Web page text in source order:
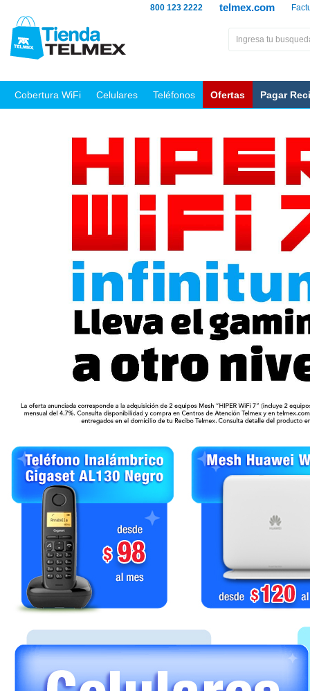
telmex.com
800 123 2222
Cobertura WiFi Celulares Teléfonos Ofertas Pagar